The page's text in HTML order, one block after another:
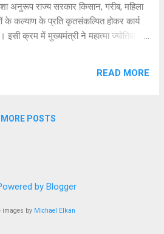
अनुरूप राज्य सरकार किसान, गरीब, महिला
कल्याण के प्रति कृतसंकल्पित होकर कार्य
इसी क्रम में मुख्यमंत्री ने महात्मा ज्योतिबा
संवेदनशील निर्णय से उक्त योजना में अब
राशि दी जाएगी।
READ MORE
MORE POSTS
by Blogger
images by Michael Elkan